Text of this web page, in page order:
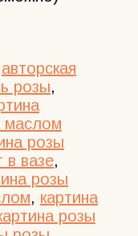
авторская
розы,
маслом
розы
в вазе,
розы
, картина
розы